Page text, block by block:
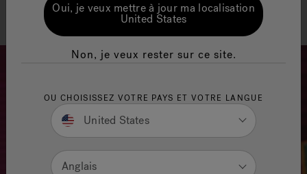
Christopher Kennedy
Oui, je veux mettre à jour ma localisation
United States
Non, je veux rester sur ce site.
OU CHOISISSEZ VOTRE PAYS ET VOTRE LANGUE
United States
Anglais